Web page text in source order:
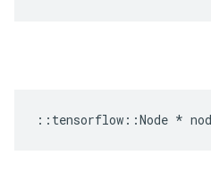
:: tensorflow ::Node *